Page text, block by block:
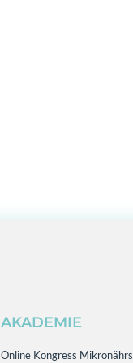
AKADEMIE
Online Kongress